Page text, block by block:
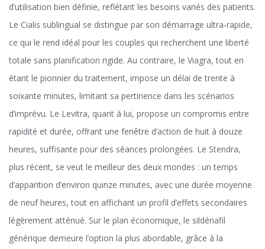
d’utilisation bien définie, reflétant les besoins variés des patients.
Le Cialis sublingual se distingue par son démarrage ultra‑rapide,
ce qui le rend idéal pour les couples qui recherchent une liberté
totale sans planification rigide. Au contraire, le Viagra, tout en
étant le pionnier du traitement, impose un délai de trente à
soixante minutes, limitant sa pertinence dans les scénarios
d’imprévu. Le Levitra, quant à lui, propose un compromis entre
rapidité et durée, offrant une fenêtre d’action de huit à douze
heures, suffisante pour des séances prolongées. Le Stendra,
plus récent, se veut le meilleur des deux mondes : un temps
d’apparition d’environ quinze minutes, avec une durée moyenne
de neuf heures, tout en affichant un profil d’effets secondaires
légèrement atténué. Sur le plan économique, le sildénafil
générique demeure l’option la plus abordable, grâce à la